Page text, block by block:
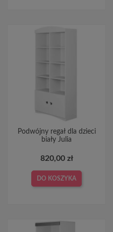
Podwójny regał dla dzieci
biały Julia
820,00 zł
DO KOSZYKA